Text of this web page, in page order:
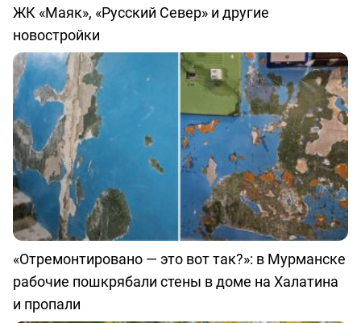
ЖК «Маяк», «Русский Север» и другие
новостройки
«Отремонтировано — это вот так?»: в Мурманске
рабочие пошкрябали стены в доме на Халатина
и пропали